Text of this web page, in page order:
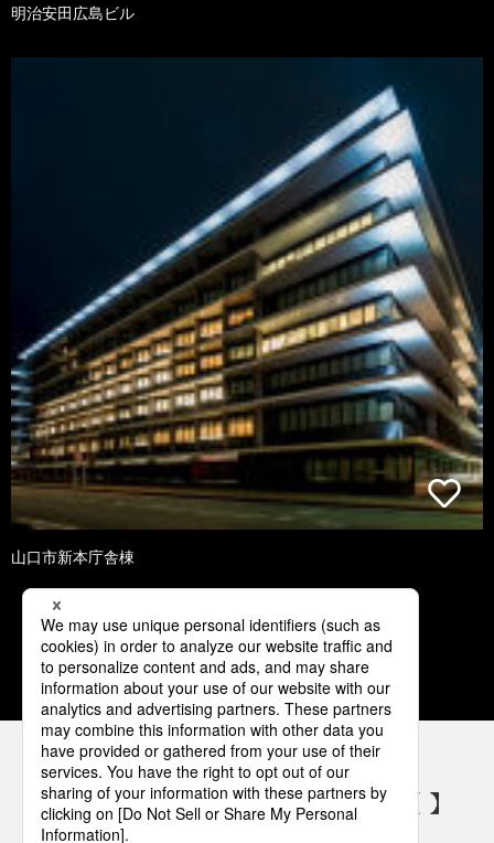
明治安田広島ビル
山口市新本庁舎棟
1 2 3 4 5
パナソニックの電気設備 SNSアカウント